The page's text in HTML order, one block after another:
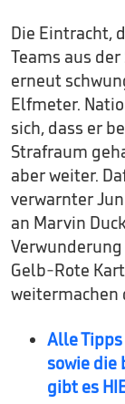
Die Eintracht,
Teams aus
erneut
Elfmeter.
sich, dass er
Strafraum
aber weiter.
verwarnter
an Marvin
Gelb-Rote
weitermachen
Alle
sowie die
gibt es